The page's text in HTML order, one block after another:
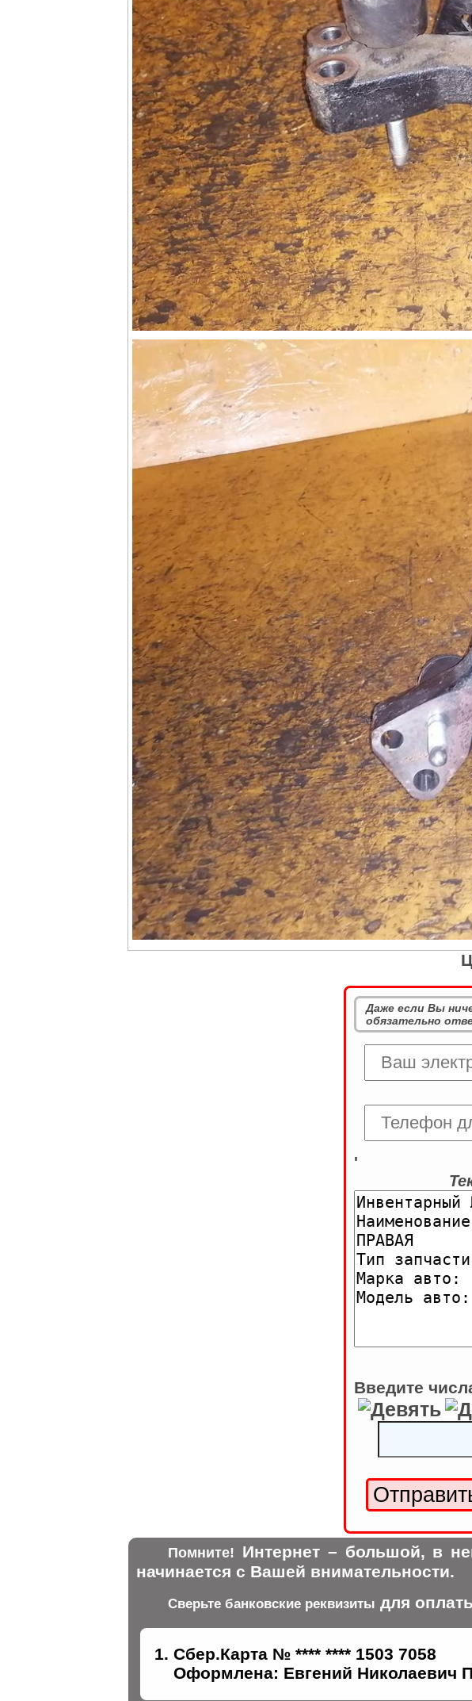
Даже если Вы
обязательно
'
Введите
Помните! Интернет – большой, в
начинается с Вашей внимательности.
Сверьте банковские реквизиты для
Сбер.Карта № **** **** 1503 7058
Оформлена: Евгений Николаевич